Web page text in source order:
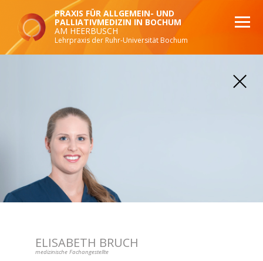
PRAXIS FÜR ALLGEMEIN- UND
PALLIATIVMEDIZIN IN BOCHUM
AM HEERBUSCH
Lehrpraxis der Ruhr-Universität Bochum
PALLIATIVMEDIZIN
AKTUELLES
IMPRESSUM
ELISABETH BRUCH
medizinische Fachangestellte